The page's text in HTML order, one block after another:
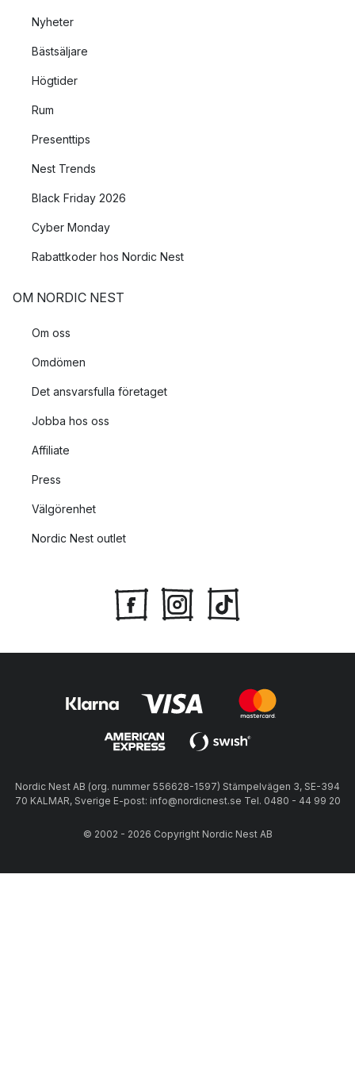
Nyheter
Bästsäljare
Högtider
Rum
Presenttips
Nest Trends
Black Friday 2026
Cyber Monday
Rabattkoder hos Nordic Nest
OM NORDIC NEST
Om oss
Omdömen
Det ansvarsfulla företaget
Jobba hos oss
Affiliate
Press
Välgörenhet
Nordic Nest outlet
Nordic Nest AB (org. nummer 556628-1597) Stämpelvägen 3, SE-394
70 KALMAR, Sverige E-post: info@nordicnest.se Tel. 0480 - 44 99 20
© 2002 - 2026 Copyright Nordic Nest AB